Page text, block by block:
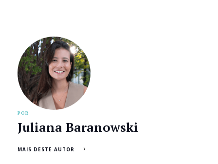
POR
Juliana Baranowski
MAIS DESTE AUTOR